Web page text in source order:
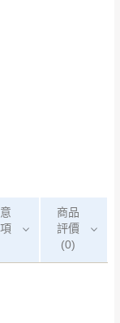
商品
評價
(0)